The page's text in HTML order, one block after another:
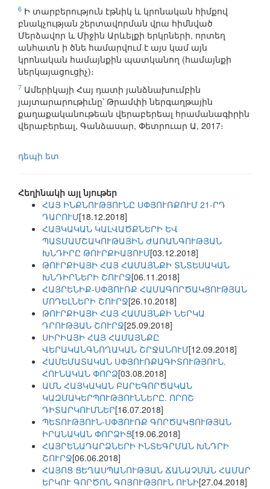
6 Ի տարբերություն էթնիկ և կրոնական հիմքով
բնակչության շերտավորման վրա հիմնված
Մերձավոր և Միջին Արևելքի երկրների, որտեղ
անհատն ի ծնե համարվում է այս կամ այն
կրոնական համայնքին պատկանող (համայնքի
ներկայացուցիչ)։
7 Ամերիկայի Հայ դատի յանձնախումբին
յայտարարութիւնը՝ Թրամփի ներգաղթային
քաղաքականութեան վերաբերեալ հրամանագիրին
վերաբերեալ, Գանձասար, Փետրուար Ա, 2017։
դեպի ետ
Հեղինակի այլ նյութեր
ՀԱՅ ԻՆՔՆՈՒԹՅՈՒՆԸ ՍՓՅՈՒՌՔՈՒՄ 21-ՐԴ
ԴԱՐՈՒՄ[18.12.2018]
ՀԱՅԿԱԿԱՆ ԿԱԼՎԱԾՔՆԵՐԻ ԵՎ
ՊԱՏՄԱՄՇԱԿՈՒԹԱՅԻՆ ԺԱՌԱՆԳՈՒԹՅԱՆ
ԽՆԴԻՐԸ ԹՈՒՐՔԻԱՅՈՒՄ[03.12.2018]
ԹՈՒՐՔԻԱՅԻ ՀԱՅ ՀԱՄԱՅՆՔԻ ՏՆՏԵՍԱԿԱՆ
ԽՆԴԻՐՆԵՐԻ ՇՈՒՐՋ[06.11.2018]
ՀԱՅՐԵՆԻՔ-ՍՓՅՈՒՌՔ ՀԱՄԱԳՈՐԾԱԿՑՈՒԹՅԱՆ
ՄՈԴԵԼՆԵՐԻ ՇՈՒՐՋ[26.10.2018]
ԹՈՒՐՔԻԱՅԻ ՀԱՅ ՀԱՄԱՅՆՔԻ ՆԵՐԿԱ
ԴՐՈՒԹՅԱՆ ՇՈՒՐՋ[25.09.2018]
ՍԻՐԻԱՅԻ ՀԱՅ ՀԱՄԱՅՆՔԸ
ՎԵՐԱԿԱՆԳՆՈՂԱԿԱՆ ՇՐՋԱՆՈՒՄ[12.09.2018]
ՀԱՄԵՄԱՏԱԿԱՆ ՍՓՅՈՒՌՔԱԳԻՏՈՒԹՅՈՒՆ.
ՀՈՒՆԱԿԱՆ ՓՈՐՁ[03.08.2018]
ԱՄՆ ՀԱՅԿԱԿԱՆ ԲԱՐԵԳՈՐԾԱԿԱՆ
ԿԱԶՄԱԿԵՐՊՈՒԹՅՈՒՆՆԵՐԸ. ՈՐՈՇ
ԴԻՏԱՐԿՈՒՄՆԵՐ[16.07.2018]
ՊԵՏՈՒԹՅՈՒՆ-ՍՓՅՈՒՌՔ ԳՈՐԾԱԿՑՈՒԹՅԱՆ
ԻՐԱՆԱԿԱՆ ՓՈՐՁԻՑ[19.06.2018]
ՀԱՅՐԵՆԱԴԱՐՁՆԵՐԻ ԻՆՏԵԳՐՄԱՆ ԽՆԴՐԻ
ՇՈՒՐՋ[06.06.2018]
ՀԱՅՈՑ ՑԵՂԱՍՊԱՆՈՒԹՅԱՆ ՃԱՆԱՉՄԱՆ ՀԱՄԱՐ
ԵՐԿՈՒ ԳՈՐԾՈՆ ԳՈՅՈՒԹՅՈՒՆ ՈՒՆԻ[27.04.2018]